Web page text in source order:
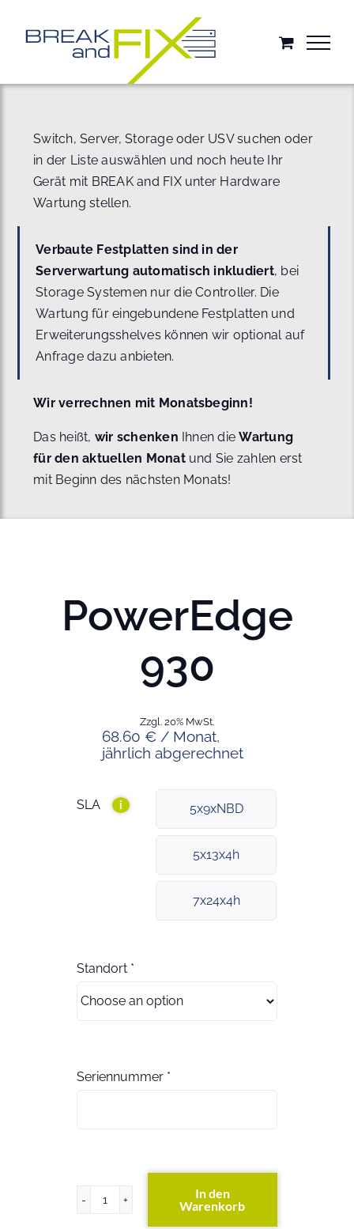
springen
Switch, Server, Storage oder USV suchen oder
in der Liste auswählen und noch heute Ihr
Gerät mit BREAK and FIX unter Hardware
Wartung stellen.
Verbaute Festplatten sind in der
Serverwartung automatisch inkludiert, bei
Storage Systemen nur die Controller. Die
Wartung für eingebundene Festplatten und
Erweiterungsshelves können wir optional auf
Anfrage dazu anbieten.
Wir verrechnen mit Monatsbeginn!
Das heißt, wir schenken Ihnen dieWartung
für den aktuellen Monat und Sie zahlen erst
mit Beginn des nächsten Monats!
PowerEdge
930
68.60 € / Monat,
jährlich abgerechnet
Zzgl. 20% MwSt.
SLA i 5x9xNBD
5x13x4h
7x24x4h
Standort *
Seriennummer *
PowerEdge
In den
Warenkorb